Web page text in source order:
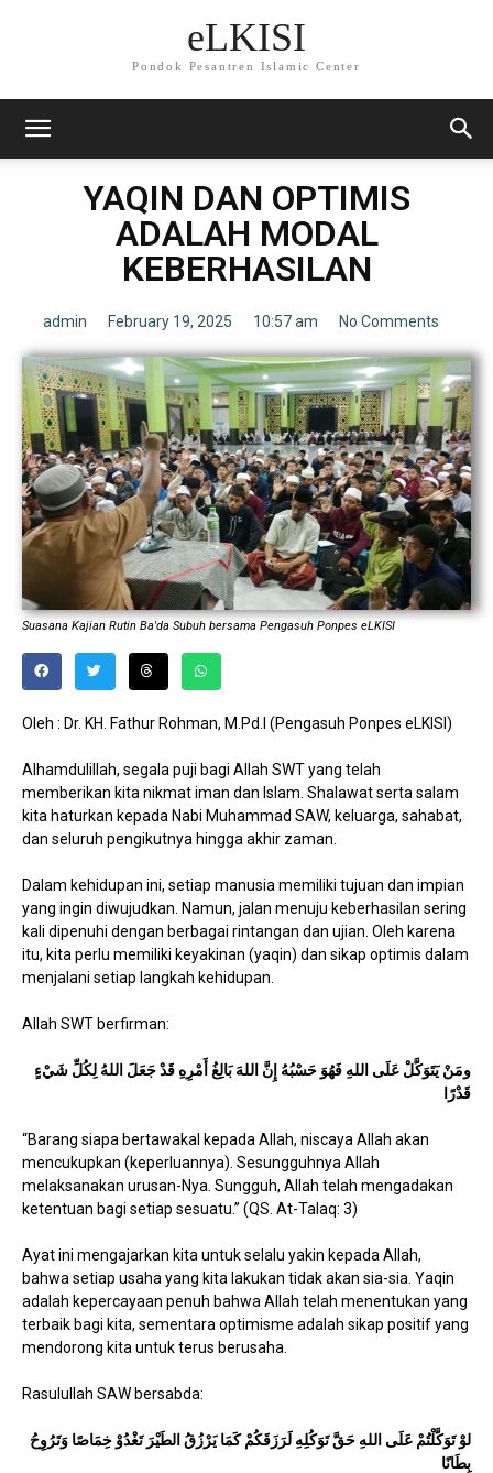
eLKISI
Pondok Pesantren Islamic Center
YAQIN DAN OPTIMIS
ADALAH MODAL
KEBERHASILAN
admin February 19, 2025 10:57 am No Comments
Suasana Kajian Rutin Ba'da Subuh bersama Pengasuh Ponpes eLKISI
Oleh : Dr. KH. Fathur Rohman, M.Pd.I (Pengasuh Ponpes eLKISI)
Alhamdulillah, segala puji bagi Allah SWT yang telah
memberikan kita nikmat iman dan Islam. Shalawat serta salam
kita haturkan kepada Nabi Muhammad SAW, keluarga, sahabat,
dan seluruh pengikutnya hingga akhir zaman.
Dalam kehidupan ini, setiap manusia memiliki tujuan dan impian
yang ingin diwujudkan. Namun, jalan menuju keberhasilan sering
kali dipenuhi dengan berbagai rintangan dan ujian. Oleh karena
itu, kita perlu memiliki keyakinan (yaqin) dan sikap optimis dalam
menjalani setiap langkah kehidupan.
Allah SWT berfirman:
ومَنْ يَتَوَكَّلْ عَلَى اللهِ فَهُوَ حَسْبُهُ إِنَّ اللهَ بَالِغُ أَمْرِهِ قَدْ جَعَلَ اللهُ لِكُلِّ شَيْءٍ
قَدْرًا
“Barang siapa bertawakal kepada Allah, niscaya Allah akan
mencukupkan (keperluannya). Sesungguhnya Allah
melaksanakan urusan-Nya. Sungguh, Allah telah mengadakan
ketentuan bagi setiap sesuatu.” (QS. At-Talaq: 3)
Ayat ini mengajarkan kita untuk selalu yakin kepada Allah,
bahwa setiap usaha yang kita lakukan tidak akan sia-sia. Yaqin
adalah kepercayaan penuh bahwa Allah telah menentukan yang
terbaik bagi kita, sementara optimisme adalah sikap positif yang
mendorong kita untuk terus berusaha.
Rasulullah SAW bersabda:
لوْ تَوَكَّلْتُمْ عَلَى اللهِ حَقَّ تَوَكُلِهِ لَرَزَقَكُمْ كَمَا يَرْزُقُ الطَيْرَ تَغْدُوْ خِمَاصًا وَتَرُوِحُ
بِطَانًا